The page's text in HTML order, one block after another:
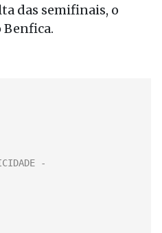
das semifinais, o
Benfica.